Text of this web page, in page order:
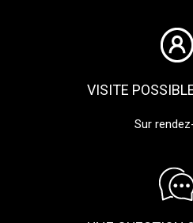
VISITE
Sur